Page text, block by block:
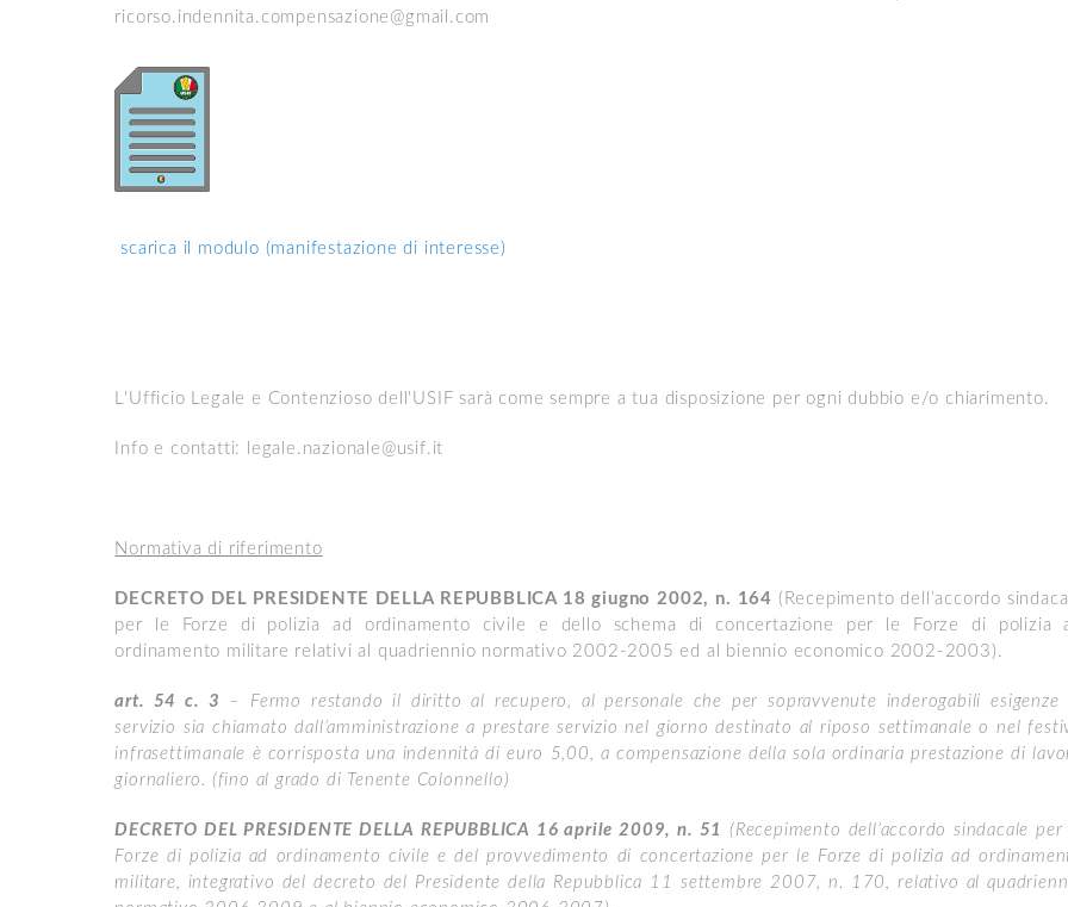
ricorso.indennita.compensazione@gmail.com
scarica il modulo (manifestazione di interesse)
L'Ufficio Legale e Contenzioso dell'USIF sarà come sempre a tua disposizione per ogni dubbio e/o chiarimento.
Info e contatti: legale.nazionale@usif.it
Normativa di riferimento
DECRETO DEL PRESIDENTE DELLA REPUBBLICA 18 giugno 2002, n. 164 (Recepimento dell’accordo
per le Forze di polizia ad ordinamento civile e dello schema di concertazione per le Forze di polizia
ordinamento militare relativi al quadriennio normativo 2002-2005 ed al biennio economico 2002-2003).
art. 54 c. 3 – Fermo restando il diritto al recupero, al personale che per sopravvenute inderogabili esigenze
servizio sia chiamato dall’amministrazione a prestare servizio nel giorno destinato al riposo settimanale o nel
infrasettimanale è corrisposta una indennità di euro 5,00, a compensazione della sola ordinaria prestazione di
giornaliero. (fino al grado di Tenente Colonnello)
DECRETO DEL PRESIDENTE DELLA REPUBBLICA 16 aprile 2009, n. 51
(Recepimento dell’accordo sindacale per
Forze di polizia ad ordinamento civile e del provvedimento di concertazione per le Forze di polizia ad
militare, integrativo del decreto del Presidente della Repubblica 11 settembre 2007, n. 170, relativo al